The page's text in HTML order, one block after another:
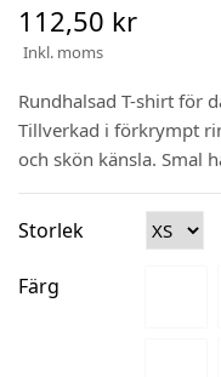
112,50 kr
Inkl. moms
Rundhalsad T-shirt för
Tillverkad i förkrympt
och skön känsla. Smal
Storlek
Färg